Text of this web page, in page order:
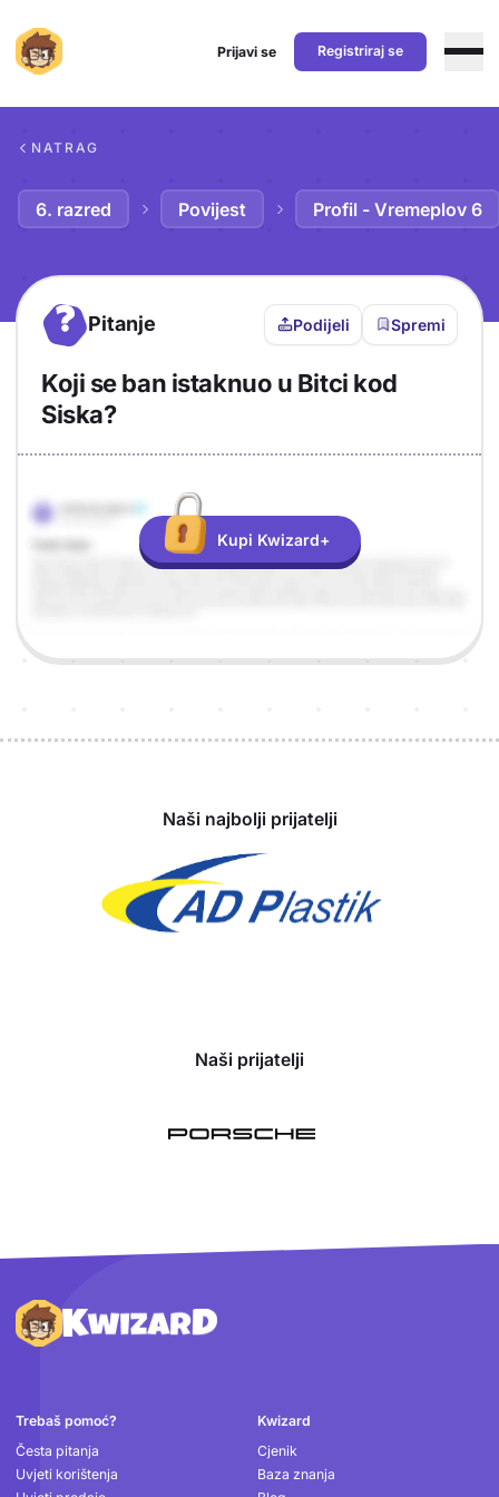
Prijavi se Registriraj se
NATRAG
6. razred Povijest Profil - Vremeplov 6
? Pitanje Podijeli Spremi
Koji se ban istaknuo u Bitci kod
Siska?
Odgovor
Objašnjenje
Kupi Kwizard+
Naši najbolji prijatelji
Naši prijatelji
Podnožje
Trebaš pomoć?
Česta pitanja
Uvjeti korištenja
Kwizard
Cjenik
Baza znanja